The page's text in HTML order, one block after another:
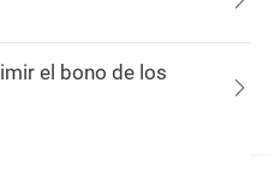
el bono de los